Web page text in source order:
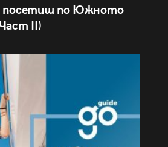
посетиш по Южното
II)